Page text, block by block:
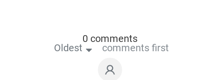
0 comments
Oldest comments first